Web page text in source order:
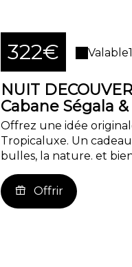
322€ Valable
NUIT
Cabane Ségala &
Offrez une idée
Tropicaluxe. Un
bulles, la nature. et
Offrir